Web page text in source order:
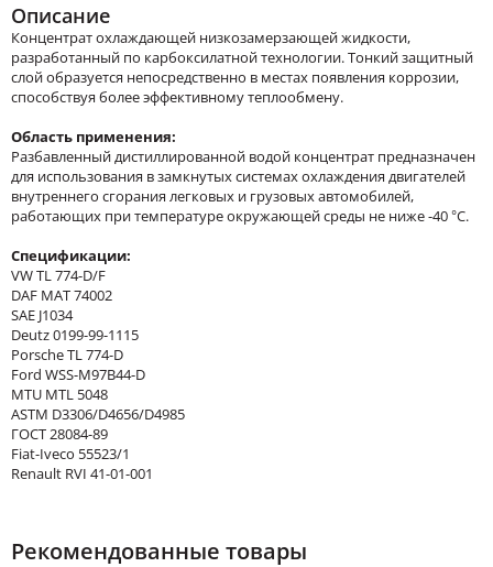
Описание
Концентрат охлаждающей низкозамерзающей жидкости,
разработанный по карбоксилатной технологии. Тонкий защитный
слой образуется непосредственно в местах появления коррозии,
способствуя более эффективному теплообмену.
Область применения:
Разбавленный дистиллированной водой концентрат предназначен
для использования в замкнутых системах охлаждения двигателей
внутреннего сгорания легковых и грузовых автомобилей,
работающих при температуре окружающей среды не ниже -40 °С.
Спецификации:
VW TL 774-D/F
DAF MAT 74002
SAE J1034
Deutz 0199-99-1115
Porsche TL 774-D
Ford WSS-M97B44-D
MTU MTL 5048
ASTM D3306/D4656/D4985
ГОСТ 28084-89
Fiat-Iveco 55523/1
Renault RVI 41-01-001
Рекомендованные товары